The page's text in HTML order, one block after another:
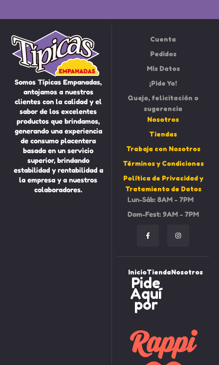
Somos Típicas Empanadas,
antojamos a nuestros
clientes con la calidad y el
sabor de los excelentes
productos que brindamos,
generando una experiencia
de consumo placentera
basada en un servicio
superior, brindando
estabilidad y rentabilidad a
la empresa y a nuestros
colaboradores.
Cuenta
Pedidos
Mis Datos
¡Pide Ya!
Queja, felicitación o
sugerencia
Nosotros
Tiendas
Trabaja con Nosotros
Términos y Condiciones
Política de Privacidad y
Tratamiento de Datos
Lun-Sáb: 8AM - 7PM
Dom-Fest: 9AM - 7PM
InicioTiendaNosotros
Pide
Aquí
por